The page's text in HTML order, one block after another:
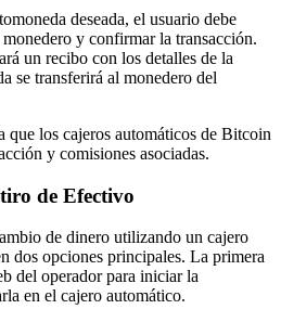
deseada, el usuario debe
y confirmar la transacción.
un recibo con los detalles de la
se transferirá al monedero del
que los cajeros automáticos de Bitcoin
y comisiones asociadas.
de Efectivo
de dinero utilizando un cajero
dos opciones principales. La primera
del operador para iniciar la
en el cajero automático.